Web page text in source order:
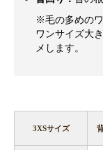
※毛の多めの
ワンサイズ大
メします。
3XSサイズ